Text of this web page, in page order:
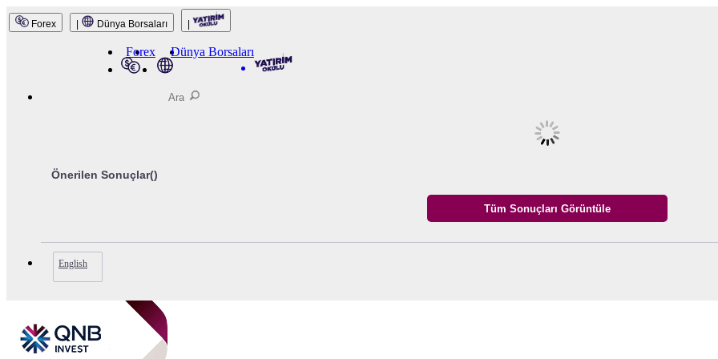
Forex Dünya Borsaları
Forex Dünya Borsaları
Önerilen Sonuçlar()
English